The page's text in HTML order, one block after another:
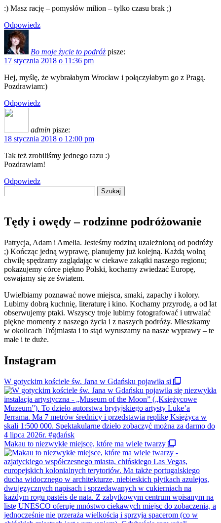
:) Masz rację – pomysłów milion – tylko czasu brak ;)
Odpowiedz
Bo moje życie to podróż pisze:
17 stycznia 2018 o 11:36 pm
Hej, myślę, że wybrałabym Wrocław i połączyłabym go z Pragą.
Pozdrawiam:)
Odpowiedz
admin pisze:
18 stycznia 2018 o 12:00 pm
Tak też zrobiliśmy jednego razu :)
Pozdrawiam!
Odpowiedz
Tędy i owędy – rodzinne podróżowanie
Patrycja, Adam i Amelia. Jesteśmy rodziną uzależnioną od podróży
;) Kończąc jedną wyprawę, planujemy już kolejną. Każdą wolną
chwilę spędzamy zaglądając w ciekawe zakątki naszego regionu;
pokazujemy córce piękno Polski, kochamy zwiedzać Europę,
oswajamy się ze światem.
Uwielbiamy poznawać nowe miejsca, smaki, zapachy i kolory.
Lubimy dobrą kuchnię, literaturę i kino. Kochamy przyrodę, a od lat
obserwujemy ptaki. Wszyscy troje lubimy fotografować i utrwalać
piękne momenty z naszego życia i z naszych podróży. Mieszkamy
w okolicach Trójmiasta i to stąd wyruszamy na nasze wyprawy – te
małe i te duże.
Instagram
W gotyckim kościele św. Jana w Gdańsku pojawiła si
Makau to niezwykłe miejsce, które ma wiele twarzy